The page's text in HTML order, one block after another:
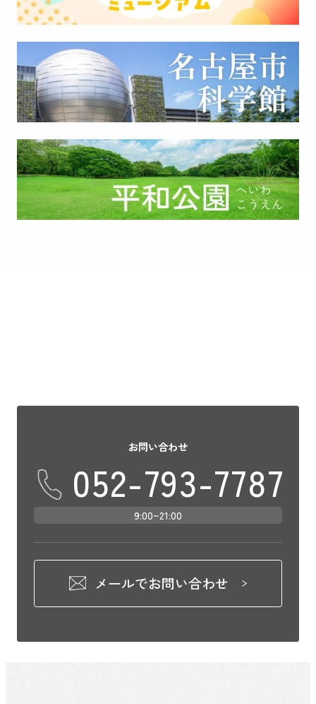
お問い合わせ
052-793-7787
9:00~21:00
メールでお問い合わせ